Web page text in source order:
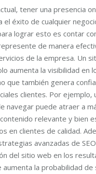
tener una presencia
el éxito de cualquier
lograr esto es contar
de manera
de la empresa. Un
aumenta la visibilidad en
que también genera
clientes. Por ejemplo,
navegar puede atraer a
relevante y bien
en clientes de calidad.
avanzadas de
del sitio web en los
aumenta la probabilidad de